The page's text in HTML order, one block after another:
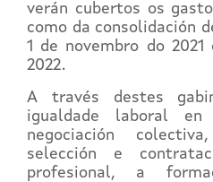
verán cubertos os
como da consolidación
1 de novembro do
2022.
A través destes
igualdade laboral
negociación
selección e
profesional, a